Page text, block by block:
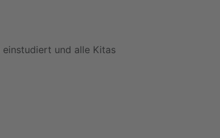
einstudiert und alle Kitas